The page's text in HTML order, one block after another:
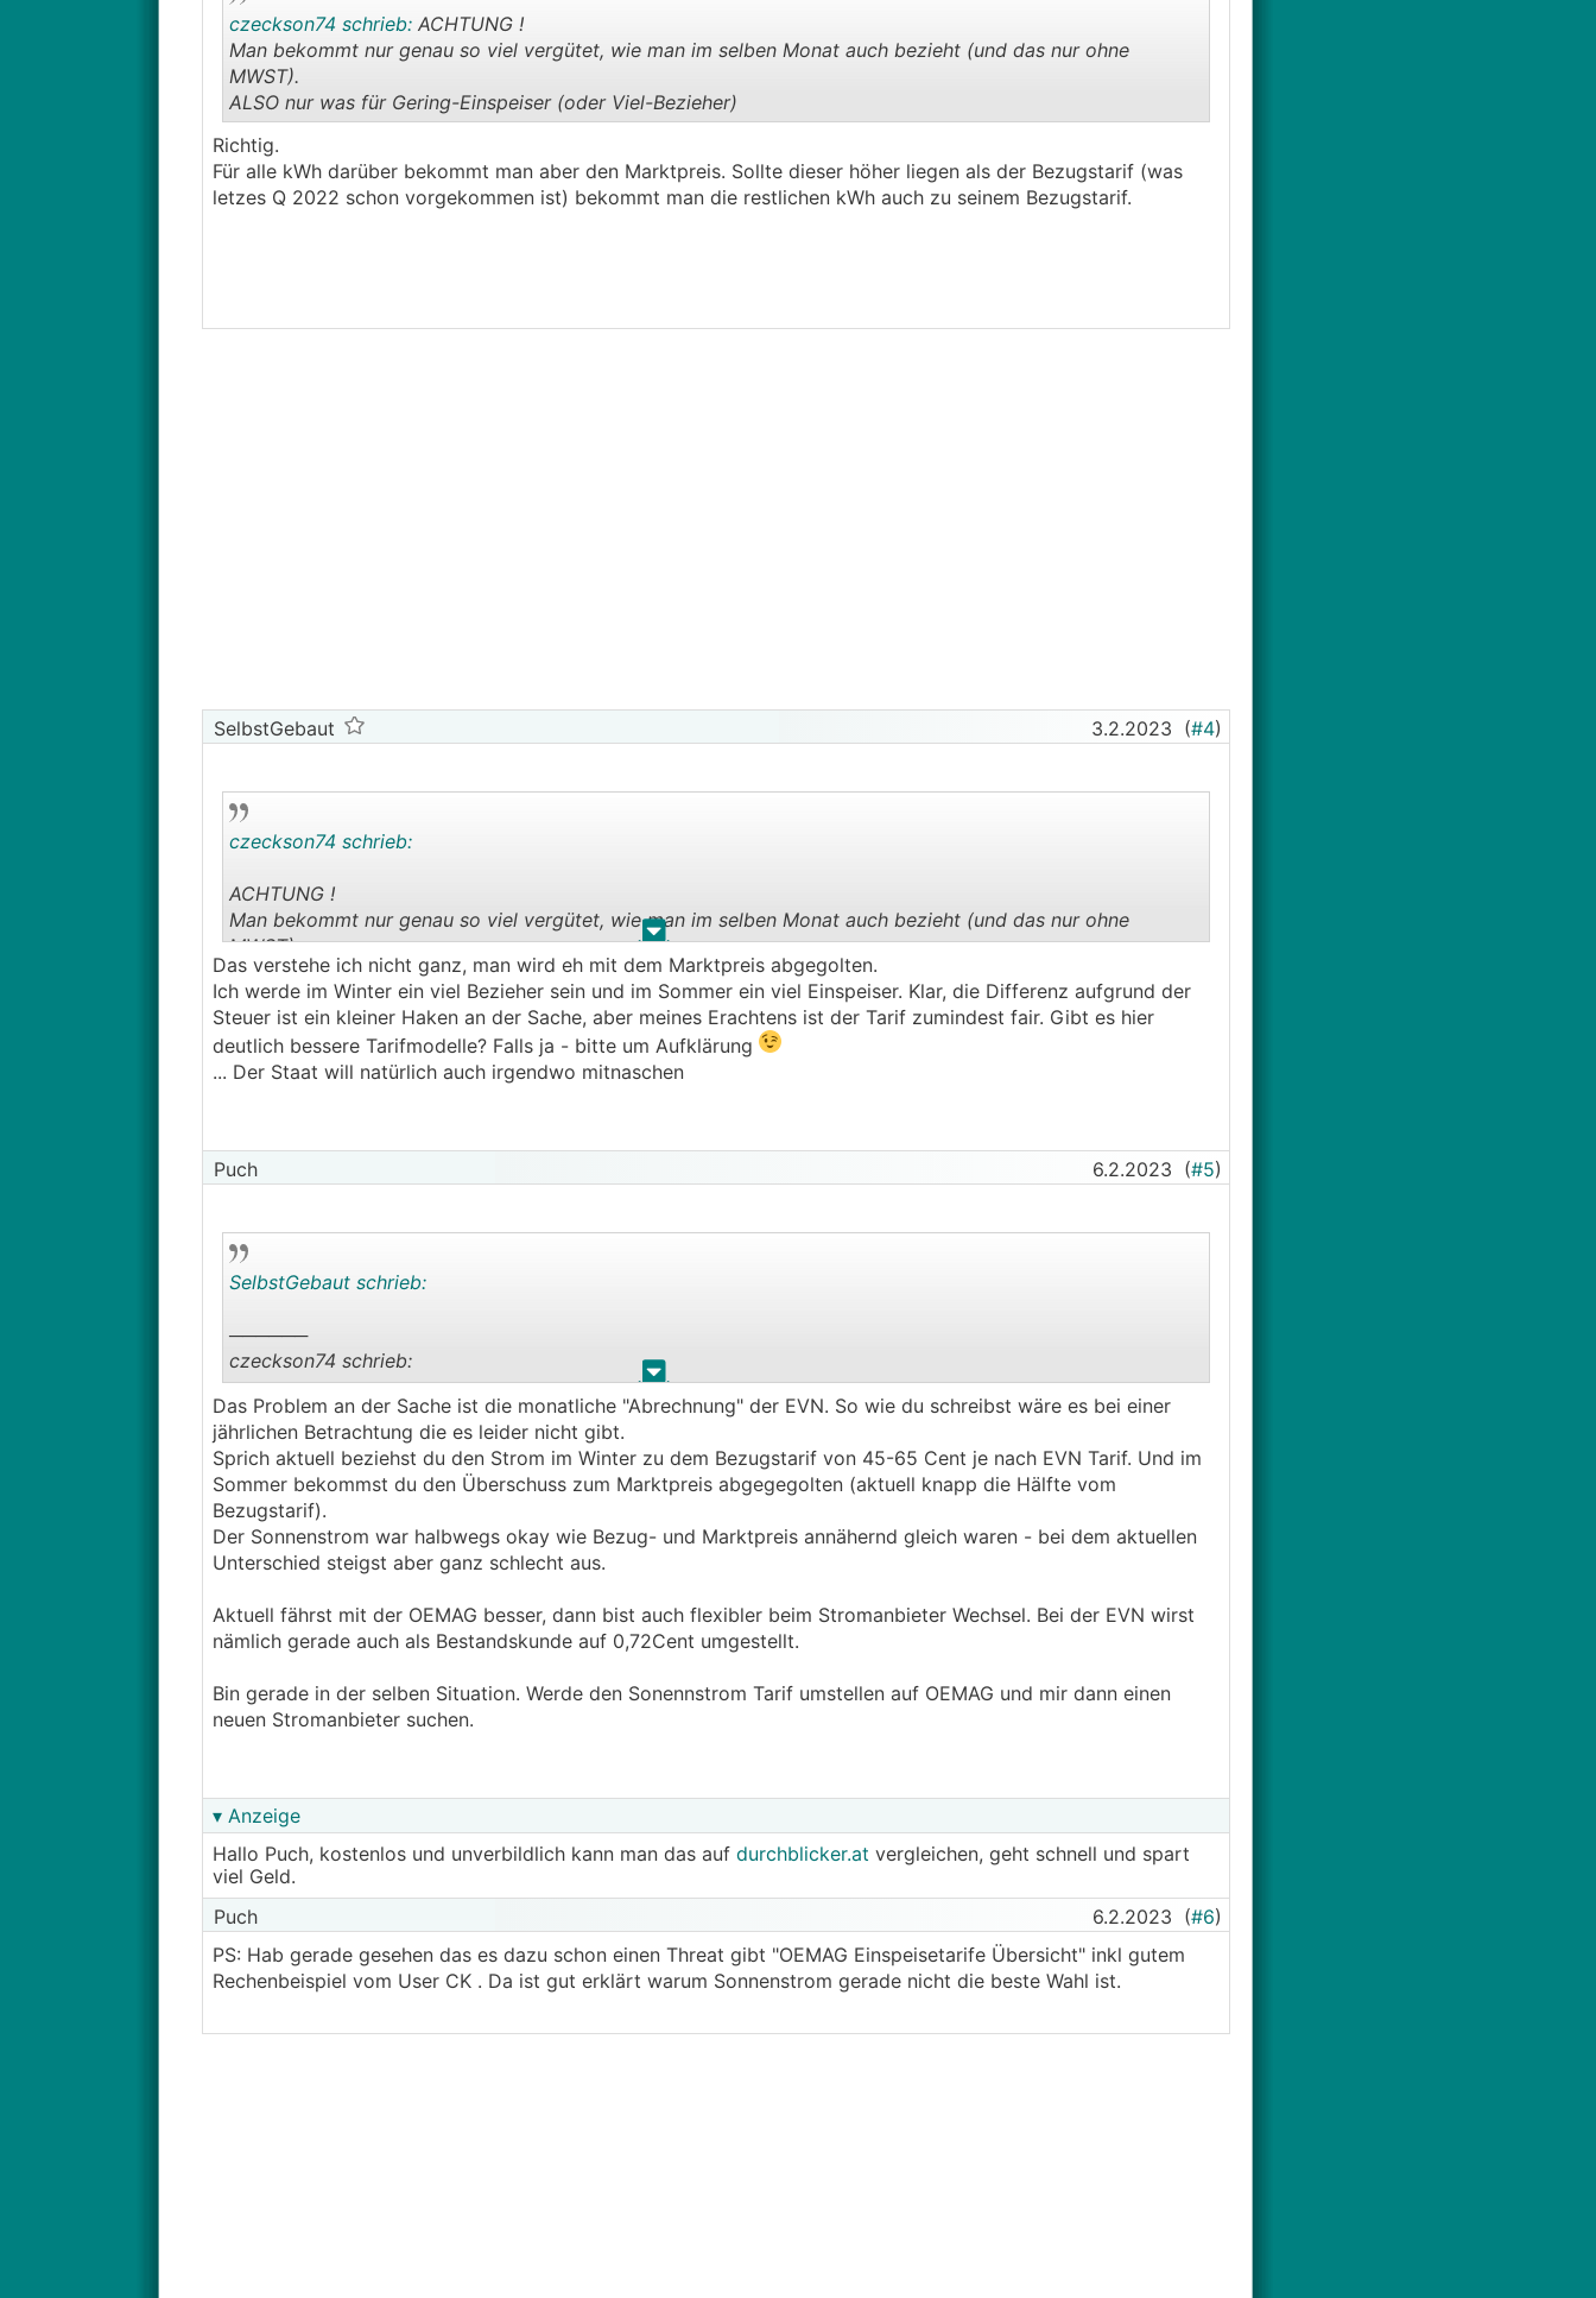
..
czeckson74 schrieb:ACHTUNG !
Man bekommt nur genau so viel vergütet, wie man im selben Monat auch bezieht (und das nur ohne
MWST).
ALSO nur was für Gering-Einspeiser (oder Viel-Bezieher)
Richtig.
Für alle kWh darüber bekommt man aber den Marktpreis. Sollte dieser höher liegen als der Bezugstarif (was
letzes Q 2022 schon vorgekommen ist) bekommt man die restlichen kWh auch zu seinem Bezugstarif.
SelbstGebaut 3.2.2023 (#4)
. .
czeckson74 schrieb:
ACHTUNG !
Man bekommt nur genau so viel vergütet, wie man im selben Monat auch bezieht (und das nur ohne
MWST).
ALSO nur was für Gering-Einspeiser (oder Viel-Bezieher)
Das verstehe ich nicht ganz, man wird eh mit dem Marktpreis abgegolten.
Ich werde im Winter ein viel Bezieher sein und im Sommer ein viel Einspeiser. Klar, die Differenz aufgrund der
Steuer ist ein kleiner Haken an der Sache, aber meines Erachtens ist der Tarif zumindest fair. Gibt es hier
deutlich bessere Tarifmodelle? Falls ja - bitte um Aufklärung
... Der Staat will natürlich auch irgendwo mitnaschen
Puch 6.2.2023 (#5)
. .
SelbstGebaut schrieb:
──────
czeckson74 schrieb:
ACHTUNG !
Man bekommt nur genau so viel vergütet, wie man im selben Monat auch bezieht (und das nur ohne
MWST).
ALSO nur was für Gering-Einspeiser (oder Viel-Bezieher)
───────────────
Das verstehe ich nicht ganz, man wird eh mit dem Marktpreis abgegolten.
der Steuer ist ein kleiner Haken an der Sache, aber meines Erachtens ist der Tarif zumindest fair. Gibt es
hier deutlich bessere Tarifmodelle? Falls ja - bitte um Aufklärung
... Der Staat will natürlich auch irgendwo mitnaschen
Das Problem an der Sache ist die monatliche "Abrechnung" der EVN. So wie du schreibst wäre es bei einer
jährlichen Betrachtung die es leider nicht gibt.
Sprich aktuell beziehst du den Strom im Winter zu dem Bezugstarif von 45-65 Cent je nach EVN Tarif. Und im
Sommer bekommst du den Überschuss zum Marktpreis abgegegolten (aktuell knapp die Hälfte vom
Bezugstarif).
Der Sonnenstrom war halbwegs okay wie Bezug- und Marktpreis annähernd gleich waren - bei dem aktuellen
Unterschied steigst aber ganz schlecht aus.
Aktuell fährst mit der OEMAG besser, dann bist auch flexibler beim Stromanbieter Wechsel. Bei der EVN wirst
nämlich gerade auch als Bestandskunde auf 0,72Cent umgestellt.
Bin gerade in der selben Situation. Werde den Sonennstrom Tarif umstellen auf OEMAG und mir dann einen
neuen Stromanbieter suchen.
▾ Anzeige
Hallo Puch, kostenlos und unverbildlich kann man das auf durchblicker.at vergleichen, geht schnell und spart
viel Geld.
Puch
6.2.2023 (#6)
PS: Hab gerade gesehen das es dazu schon einen Threat gibt "OEMAG Einspeisetarife Übersicht" inkl gutem
Rechenbeispiel vom User CK . Da ist gut erklärt warum Sonnenstrom gerade nicht die beste Wahl ist.